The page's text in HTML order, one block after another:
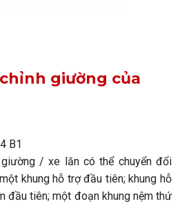
giường của
B1
/ xe lăn có thể chuyển đổi
khung hỗ trợ đầu tiên; khung hỗ
đầu tiên; một đoạn khung nệm thứ